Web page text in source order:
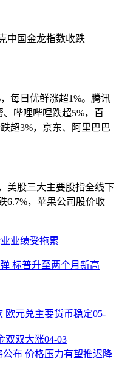
国金龙指数收跌
每日优鲜涨超1%。腾讯
哔哩哔哩跌超5%，百
超3%，京东、阿里巴巴
股三大主要股指全线下
6.7%，苹果公司股价收
业绩受拖累
标普升至两个月新高
欧元兑主要货币稳定05-
双双大涨04-03
布 价格压力有望推迟降